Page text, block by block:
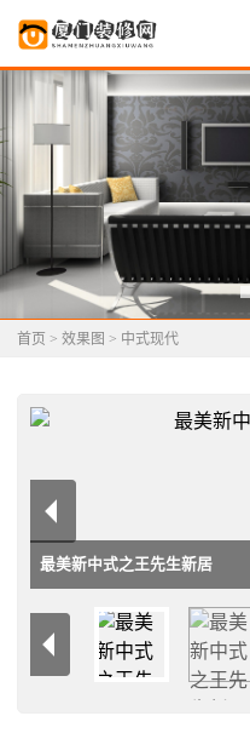
首页 > 效果图 > 中式现代
最美新中式之王先生新居